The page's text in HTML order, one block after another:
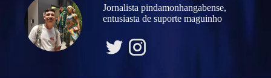
Jornalista pindamonhangabense,
entusiasta de suporte maguinho